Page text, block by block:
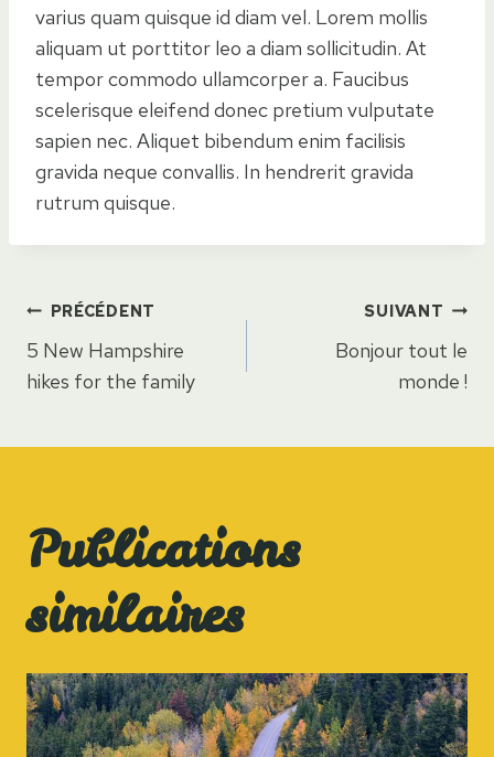
varius quam quisque id diam vel. Lorem mollis
aliquam ut porttitor leo a diam sollicitudin. At
tempor commodo ullamcorper a. Faucibus
scelerisque eleifend donec pretium vulputate
sapien nec. Aliquet bibendum enim facilisis
gravida neque convallis. In hendrerit gravida
rutrum quisque.
Navigation
de
l’article
PRÉCÉDENT
5 New Hampshire
hikes for the family
SUIVANT
Bonjour tout le
monde !
Publications
similaires